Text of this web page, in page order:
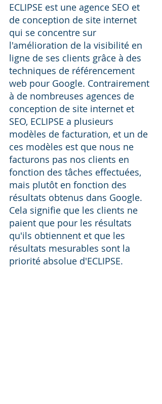
ECLIPSE est une agence SEO et
de conception de site internet
qui se concentre sur
l'amélioration de la visibilité en
ligne de ses clients grâce à des
techniques de référencement
web pour Google. Contrairement
à de nombreuses agences de
conception de site internet et
SEO, ECLIPSE a plusieurs
modèles de facturation, et un de
ces modèles est que nous ne
facturons pas nos clients en
fonction des tâches effectuées,
mais plutôt en fonction des
résultats obtenus dans Google.
Cela signifie que les clients ne
paient que pour les résultats
qu'ils obtiennent et que les
résultats mesurables sont la
priorité absolue d'ECLIPSE.